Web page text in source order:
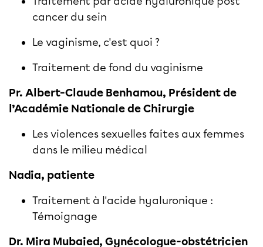
cancer du sein
Le vaginisme, c'est quoi ?
Traitement de fond du vaginisme
Pr. Albert-Claude Benhamou, Président de
l’Académie Nationale de Chirurgie
Les violences sexuelles faites aux femmes
dans le milieu médical
Nadia, patiente
Traitement à l'acide hyaluronique :
Témoignage
Dr. Mira Mubaied, Gynécologue-obstétricien